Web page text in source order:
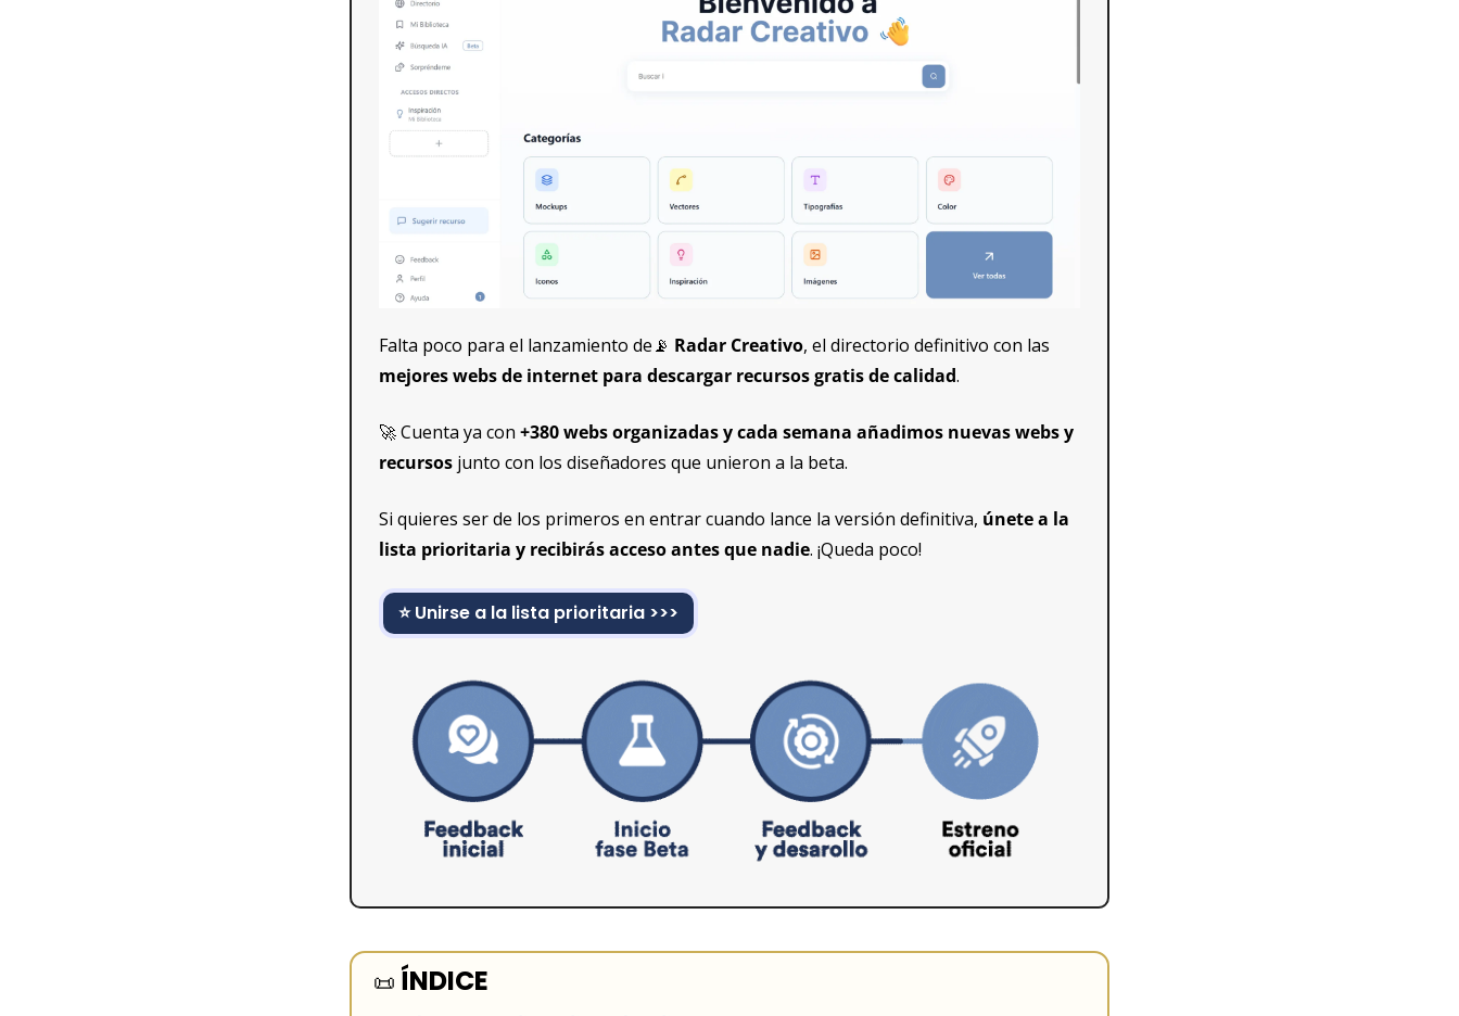
Falta poco para el lanzamiento de📡 Radar Creativo
mejores webs de internet para descargar recursos gratis de calidad.
🚀 Cuenta ya con +380 webs organizadas y cada semana añadimos nuevas webs y
recursos junto con los diseñadores que unieron a la beta.
Si quieres ser de los primeros en entrar cuando lance la versión definitiva, únete a la
lista prioritaria y recibirás acceso antes que nadie. ¡Queda poco!
⭐ Unirse a la lista prioritaria >>>
📜 ÍNDICE